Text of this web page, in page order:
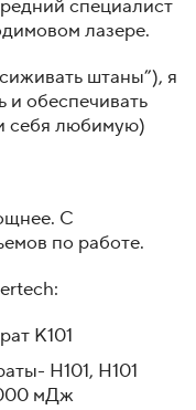
специалист
лазере.
штаны”), я
и обеспечивать
себя любимую)
С
по работе.
К101
Н101, Н101
мДж